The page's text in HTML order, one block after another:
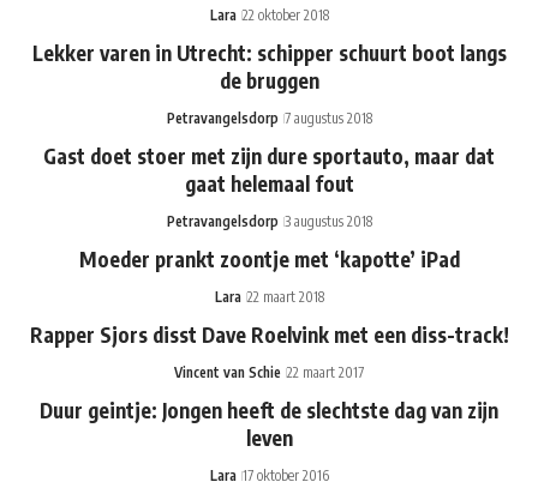
Lara 22 oktober 2018
Lekker varen in Utrecht: schipper schuurt boot langs
de bruggen
Petravangelsdorp 7 augustus 2018
Gast doet stoer met zijn dure sportauto, maar dat
gaat helemaal fout
Petravangelsdorp 3 augustus 2018
Moeder prankt zoontje met ‘kapotte’ iPad
Lara 22 maart 2018
Rapper Sjors disst Dave Roelvink met een diss-track!
Vincent van Schie 22 maart 2017
Duur geintje: Jongen heeft de slechtste dag van zijn
leven
Lara 17 oktober 2016